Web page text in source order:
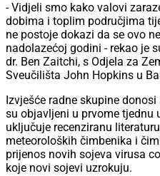
- Vidjeli smo kako valovi
dobima i toplim područjima
ne postoje dokazi da se ovo
nadolazećoj godini - rekao je
dr. Ben Zaitchi, s Odjela za
Sveučilišta John Hopkins u
Izvješće radne skupine
su objavljeni u prvome tjednu
uključuje recenziranu
meteoroloških čimbenika i
prijenos novih sojeva virusa
koje novi sojevi uzrokuju.